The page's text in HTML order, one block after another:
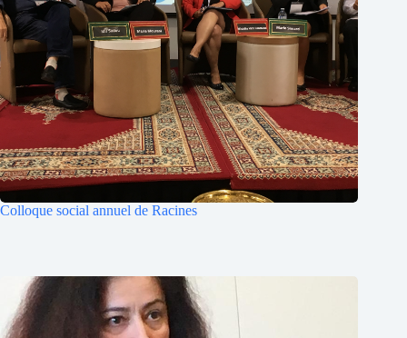
Colloque social annuel de Racines